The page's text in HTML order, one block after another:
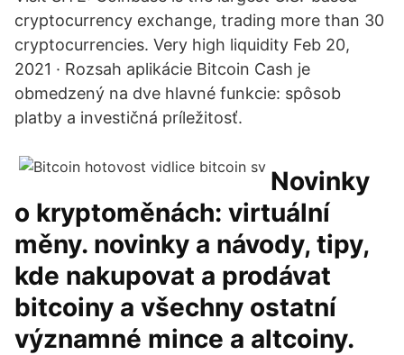
cryptocurrency exchange, trading more than 30
cryptocurrencies. Very high liquidity Feb 20,
2021 · Rozsah aplikácie Bitcoin Cash je
obmedzený na dve hlavné funkcie: spôsob
platby a investičná príležitosť.
Novinky
o kryptoměnách: virtuální
měny. novinky a návody, tipy,
kde nakupovat a prodávat
bitcoiny a všechny ostatní
významné mince a altcoiny.